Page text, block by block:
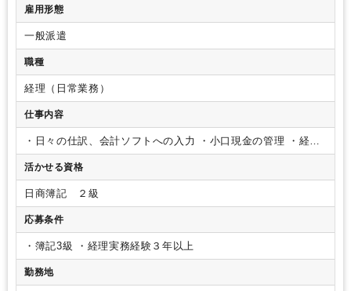
少人数の職場（所属部門の人数3人以下） ルーティンワークがメイン
社内システム等のOJT
弥生会計
雇用形態
一般派遣
職種
経理（日常業務）
仕事内容
・日々の仕訳、会計ソフトへの入力 ・小口現金の管理 ・経費
精算・売掛金、買掛金の管理および支払等 ・庶務(電話応対、
来客対応、会議室の管理文房具はじめオフィス内の備品、消耗
分
活かせる資格
日商簿記 ２級
応募条件
・簿記3級 ・経理実務経験３年以上
勤務地